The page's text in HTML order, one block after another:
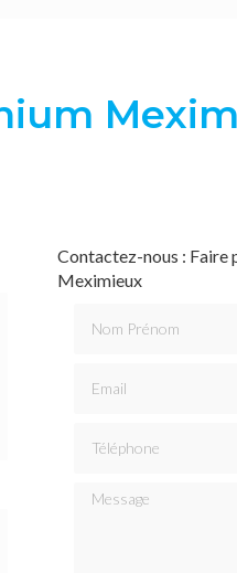
Contactez-nous : Faire
Meximieux
Message